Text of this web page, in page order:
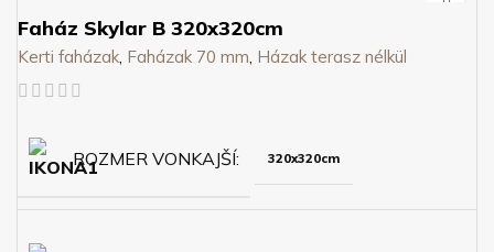
Faház Skylar B 320x320cm
Kerti faházak Faházak 70 mm Házak terasz nélkül
ROZMER VONKAJŠÍ 320x320cm